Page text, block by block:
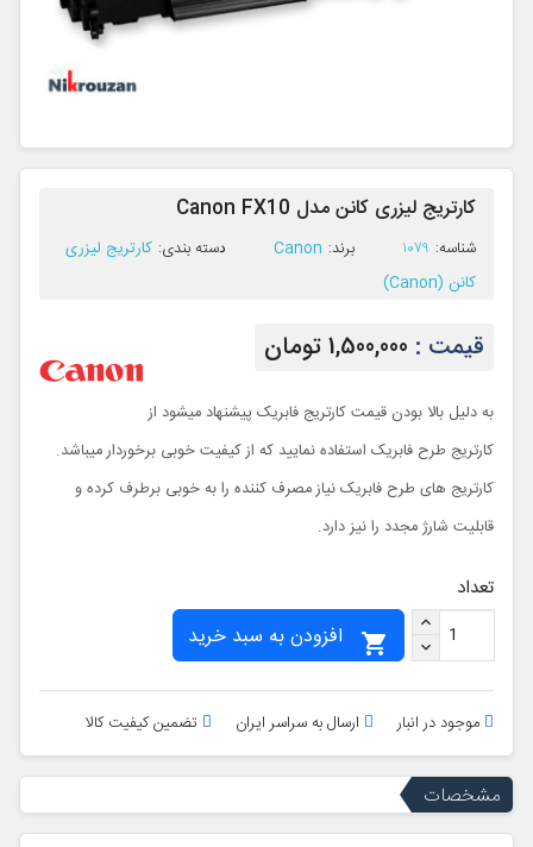
کارتریج لیزری کانن مدل Canon FX10
ﺷﻨﺎﺳﻪ: 1079 ﺑﺮﻧﺪ: Canon ﺩﺳﺘﻪ ﺑﻨﺪی: کارتریج لیزری
کانن (Canon)
قیمت : 1,500,000 تومان
به دلیل بالا بودن قیمت کارتریج فابریک پیشنهاد میشود از
کارتریج طرح فابریک استفاده نمایید که از کیفیت خوبی برخوردار میباشد.
کارتریج های طرح فابریک نیاز مصرف کننده را به خوبی برطرف کرده و
قابلیت شارژ مجدد را نیز دارد.
تعداد

موجود در انبار ارسال به سراسر ایران تضمین کیفیت کالا
مشخصات